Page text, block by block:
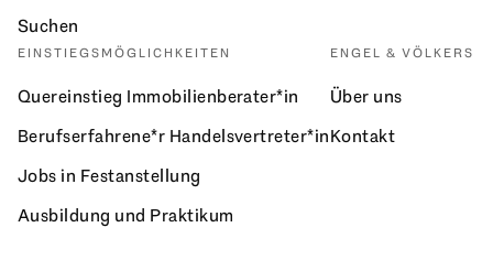
Suchen
EINSTIEGSMÖGLICHKEITEN
Quereinstieg Immobilienberater*in
Berufserfahrene*r Handelsvertreter*in
Jobs in Festanstellung
Ausbildung und Praktikum
ENGEL & VÖLKERS
Über uns
Kontakt